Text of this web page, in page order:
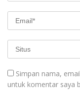
Simpan nama,
untuk komentar saya